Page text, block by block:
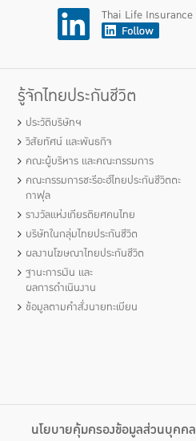
Thai Life Insurance
รู้จักไทยประกันชีวิต
ประวัติบริษัทฯ
วิสัยทัศน์ และพันธกิจ
คณะผู้บริหาร และคณะกรรมการ
คณะกรรมการชะรีอะฮ์ไทยประกันชีวิตตะ
กาฟุล
รางวัลแห่งเกียรติยศคนไทย
บริษัทในกลุ่มไทยประกันชีวิต
ผลงานโฆษณาไทยประกันชีวิต
ฐานะการเงิน และ
ผลการดำเนินงาน
ข้อมูลตามคำสั่งนายทะเบียน
นโยบายคุ้มครองข้อมูลส่วนบุคคล